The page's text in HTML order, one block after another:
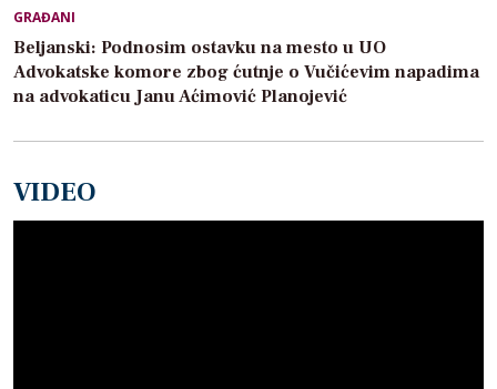
GRAĐANI
Beljanski: Podnosim ostavku na mesto u UO
Advokatske komore zbog ćutnje o Vučićevim napadima
na advokaticu Janu Aćimović Planojević
VIDEO